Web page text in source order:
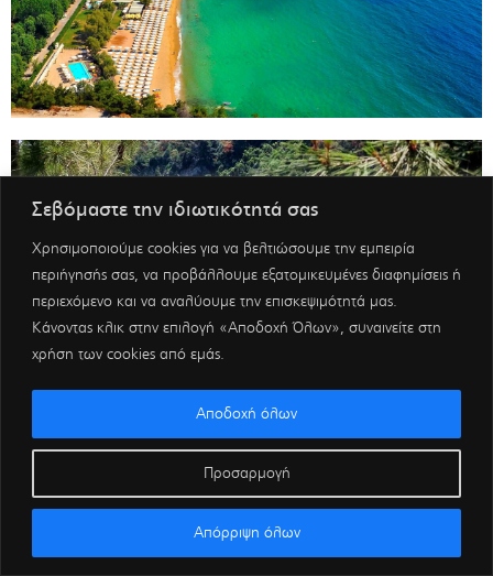
Σεβόμαστε την ιδιωτικότητά σας
Χρησιμοποιούμε cookies για να βελτιώσουμε την εμπειρία
περιήγησής σας, να προβάλλουμε εξατομικευμένες διαφημίσεις ή
περιεχόμενο και να αναλύουμε την επισκεψιμότητά μας.
Κάνοντας κλικ στην επιλογή «Αποδοχή Όλων», συναινείτε στη
χρήση των cookies από εμάς.
Προσαρμογή
Απόρριψη όλων
Αποδοχή όλων